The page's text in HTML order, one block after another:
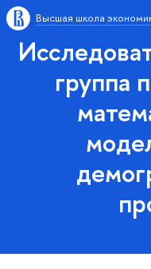
Высшая школа
группа